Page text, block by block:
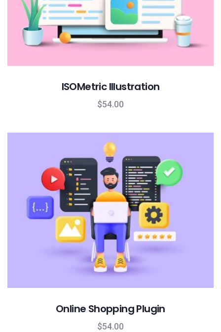
ISOMetric Illustration
$54.00
Online Shopping Plugin
$54.00